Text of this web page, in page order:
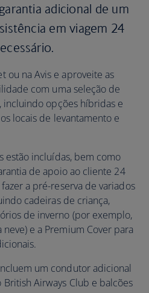
adicional de um
em viagem 24
ou na Avis e aproveite as
com uma seleção de
incluindo opções híbridas e
locais de levantamento e
estão incluídas, bem como
de apoio ao cliente 24
a pré-reserva de variados
cadeiras de criança,
de inverno (por exemplo,
e a Premium Cover para
um condutor adicional
Airways Club e balcões